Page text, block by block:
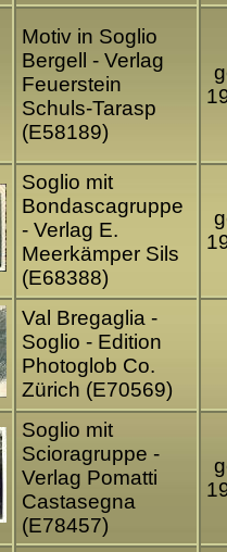
Motiv in Soglio
Bergell - Verlag
Feuerstein
Schuls-Tarasp
(E58189)
Soglio mit
Bondascagruppe
- Verlag E.
Meerkämper Sils
(E68388)
Val Bregaglia -
Soglio - Edition
Photoglob Co.
Zürich (E70569)
Soglio mit
Scioragruppe -
Verlag Pomatti
Castasegna
(E78457)